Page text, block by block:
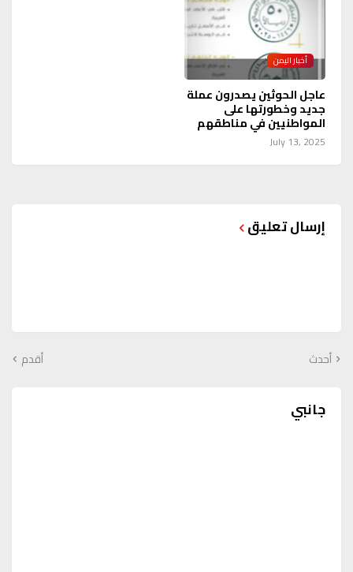
أخبار اليمن
عاجل الحوثين يصدرون عملة
جديد وخطورتها على
المواطنيين في مناطقهم
July 13, 2025
إرسال تعليق
أحدث أقدم
جانبي